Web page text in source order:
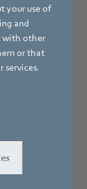
your use of
and
with other
or that
services.